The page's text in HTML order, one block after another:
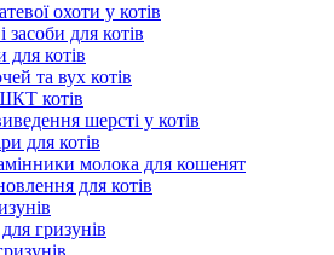
охоти у котів
засоби для котів
для котів
та вух котів
котів
шерсті у котів
для котів
молока для кошенят
для котів
гризунів